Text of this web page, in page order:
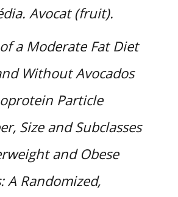
Avocat (fruit).
a Moderate Fat Diet
Without Avocados
Particle
Size and Subclasses
and Obese
A Randomized,